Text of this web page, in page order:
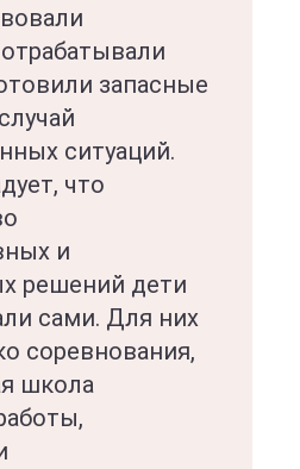
запасные
ситуаций.
что
и
решений дети
сами. Для них
соревнования,
школа